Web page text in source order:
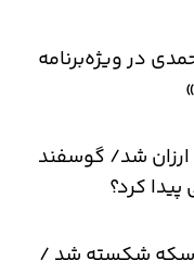
در ویژه‌برنامه
۳۰ درصد ارزان شد/ گوسفند
کرد؟
سکه شکسته شد /